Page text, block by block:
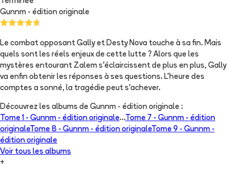
Gunnm - édition originale
Le combat opposant Gally et Desty Nova touche à sa fin. Mais
quels sont les réels enjeux de cette lutte ? Alors que les
mystères entourant Zalem s’éclaircissent de plus en plus, Gally
va enfin obtenir les réponses à ses questions. L’heure des
comptes a sonné, la tragédie peut s’achever.
Découvrez les albums de Gunnm - édition originale :
Tome 1 - Gunnm - édition originale...Tome 7 - Gunnm - édition
originaleTome 8 - Gunnm - édition originaleTome 9 - Gunnm -
édition originale
Voir tous les albums
+